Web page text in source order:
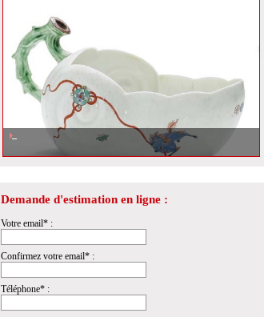
Demande d'estimation en ligne :
Votre email* :
Confirmez votre email* :
Téléphone* :